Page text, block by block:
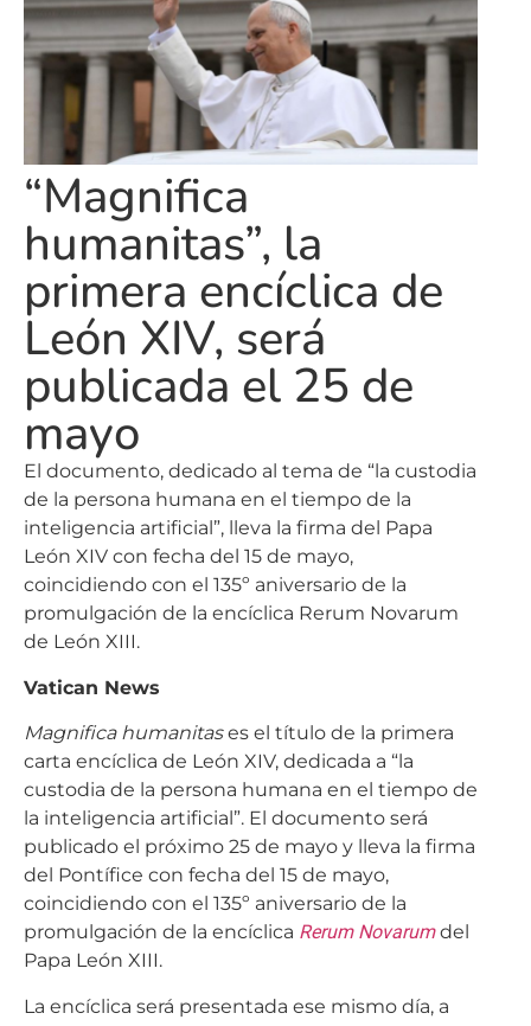
“Magnifica
humanitas”, la
primera encíclica de
León XIV, será
publicada el 25 de
mayo
El documento, dedicado al tema de “la custodia
de la persona humana en el tiempo de la
inteligencia artificial”, lleva la firma del Papa
León XIV con fecha del 15 de mayo,
coincidiendo con el 135º aniversario de la
promulgación de la encíclica Rerum Novarum
de León XIII.
Vatican News
Magnifica humanitases el título de la primera
carta encíclica de León XIV, dedicada a “la
custodia de la persona humana en el tiempo de
la inteligencia artificial”. El documento será
publicado el próximo 25 de mayo y lleva la firma
del Pontífice con fecha del 15 de mayo,
coincidiendo con el 135º aniversario de la
promulgación de la encíclica Rerum Novarumdel
Papa León XIII.
La encíclica será presentada ese mismo día, a